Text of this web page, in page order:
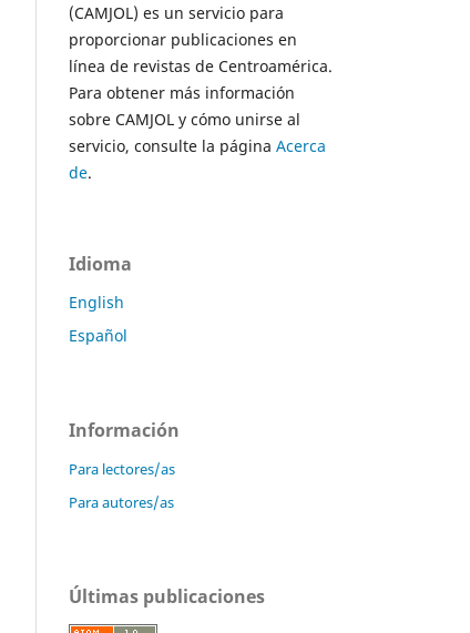
(CAMJOL) es un servicio para
proporcionar publicaciones en
línea de revistas de Centroamérica.
Para obtener más información
sobre CAMJOL y cómo unirse al
servicio, consulte la página Acerca
de.
Idioma
English
Español
Información
Para lectores/as
Para autores/as
Últimas publicaciones